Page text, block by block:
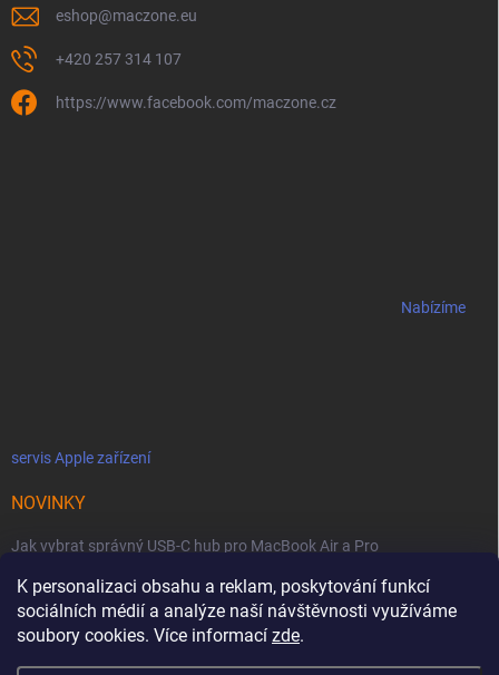
K personalizaci obsahu a reklam, poskytování funkcí
sociálních médií a analýze naší návštěvnosti využíváme
soubory cookies. Více informací zde.
eshop@maczone.eu
+420 257 314 107
https://www.facebook.com/maczone.cz
Nabízíme
servis Apple zařízení
NOVINKY
Jak vybrat správný USB-C hub pro MacBook Air a Pro
Jaké podmínky jsou u licencí OWC SoftRAID ?
OWC Thunderbolt 5 Dual 10GbE: Síťová bestie se dvěma 10GbE porty